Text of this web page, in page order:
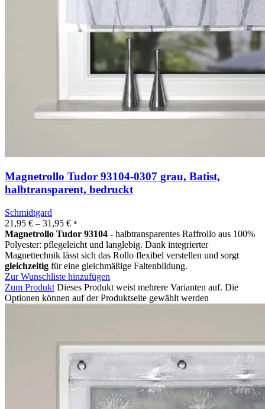
Magnetrollo Tudor 93104-0307 grau, Batist,
halbtransparent, bedruckt
Schmidtgard
21,95 € – 31,95 € *
Magnetrollo Tudor 93104 - halbtransparentes Raffrollo aus 100%
Polyester: pflegeleicht und langlebig. Dank integrierter
Magnettechnik lässt sich das Rollo flexibel verstellen und sorgt
gleichzeitig für eine gleichmäßige Faltenbildung.
Zur Wunschliste hinzufügen
Zum Produkt Dieses Produkt weist mehrere Varianten auf. Die
Optionen können auf der Produktseite gewählt werden